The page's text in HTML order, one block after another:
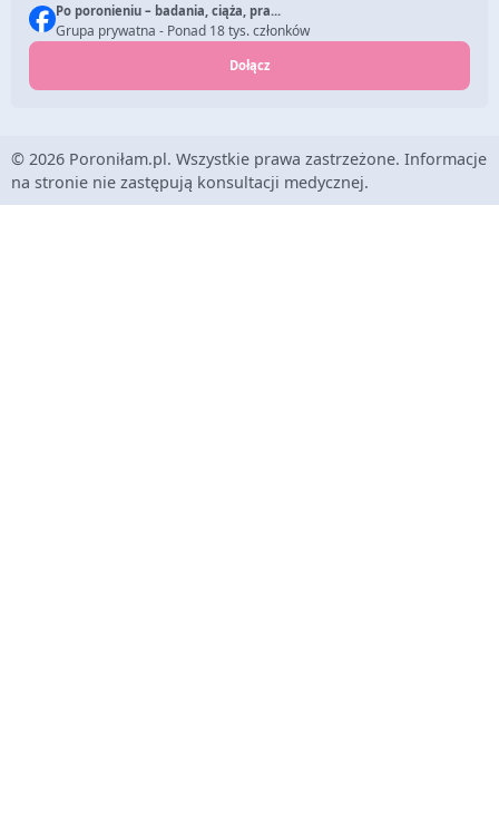
Po poronieniu – badania, ciąża, pra...
Grupa prywatna - Ponad 18 tys. członków
Dołącz
© 2026 Poroniłam.pl. Wszystkie prawa zastrzeżone. Informacje
na stronie nie zastępują konsultacji medycznej.